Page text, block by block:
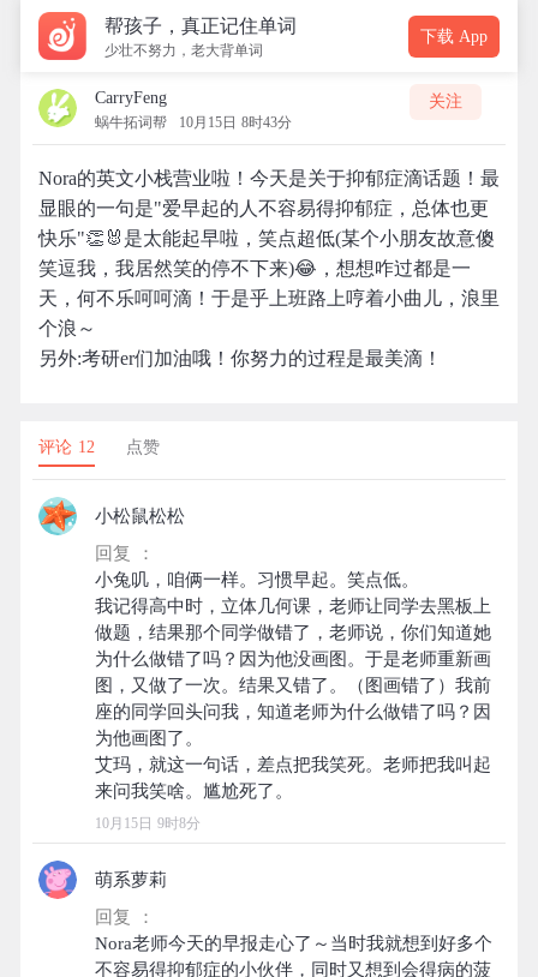
帮孩子，真正记住单词
少壮不努力，老大背单词
下载 App
CarryFeng
蜗牛拓词帮 10月15日 8时43分
关注
Nora的英文小栈营业啦！今天是关于抑郁症滴话题！最
显眼的一句是"爱早起的人不容易得抑郁症，总体也更
快乐"👏🐰是太能起早啦，笑点超低(某个小朋友故意傻
笑逗我，我居然笑的停不下来)😂，想想咋过都是一
天，何不乐呵呵滴！于是乎上班路上哼着小曲儿，浪里
个浪～
另外:考研er们加油哦！你努力的过程是最美滴！
评论 12 点赞
小松鼠松松
回复 ：
小兔叽，咱俩一样。习惯早起。笑点低。
我记得高中时，立体几何课，老师让同学去黑板上
做题，结果那个同学做错了，老师说，你们知道她
为什么做错了吗？因为他没画图。于是老师重新画
图，又做了一次。结果又错了。（图画错了）我前
座的同学回头问我，知道老师为什么做错了吗？因
为他画图了。
艾玛，就这一句话，差点把我笑死。老师把我叫起
10月15日 9时8分
萌系萝莉
回复 ：
Nora老师今天的早报走心了～当时我就想到好多个
不容易得抑郁症的小伙伴，同时又想到会得病的菠